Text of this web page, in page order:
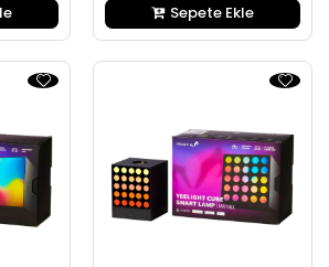
Sepete Ekle